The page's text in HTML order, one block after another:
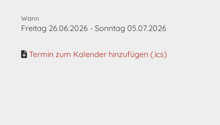
Wann
Freitag 26.06.2026 - Sonntag 05.07.2026
Termin zum Kalender hinzufügen (.ics)